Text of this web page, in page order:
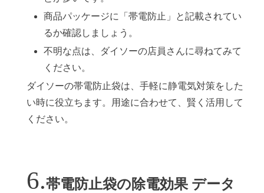
商品パッケージに「帯電防止」と記載されてい
るか確認しましょう。
不明な点は、ダイソーの店員さんに尋ねてみて
ください。
ダイソーの帯電防止袋は、手軽に静電気対策をした
い時に役立ちます。用途に合わせて、賢く活用して
ください。
帯電防止袋の除電効果 データ